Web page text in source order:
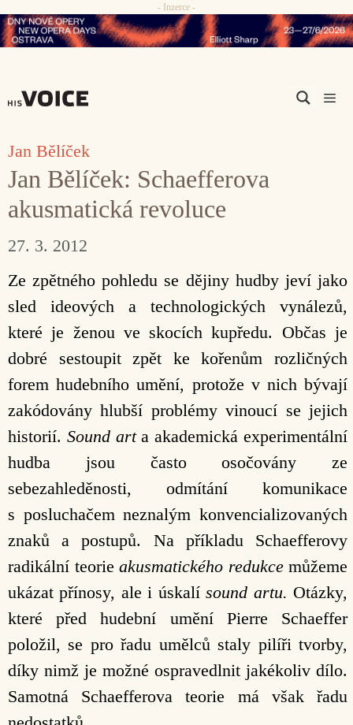
Přeskočit
na
- Inzerce -
Jan Bělíček
Jan Bělíček: Schaefferova
akusmatická revoluce
27. 3. 2012
Ze zpětného pohledu se dějiny hudby jeví jako
sled ideových a technologických vynálezů,
které je ženou ve skocích kupředu. Občas je
dobré sestoupit zpět ke kořenům rozličných
forem hudebního umění, protože v nich bývají
zakódovány hlubší problémy vinoucí se jejich
historií. Sound arta akademická experimentální
hudba jsou často osočovány ze
sebezahleděnosti, odmítání komunikace
s posluchačem neznalým konvencializovaných
znaků a postupů. Na příkladu Schaefferovy
radikální teorie akusmatického redukcemůžeme
ukázat přínosy, ale i úskalísound artu. Otázky,
které před hudební umění Pierre Schaeffer
položil, se pro řadu umělců staly pilíři tvorby,
díky nimž je možné ospravedlnit jakékoliv dílo.
Samotná Schaefferova teorie má však řadu